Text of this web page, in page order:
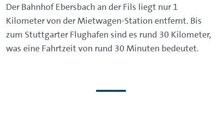
Der Bahnhof Ebersbach an der Fils liegt nur 1
Kilometer von der Mietwagen-Station entfernt. Bis
zum Stuttgarter Flughafen sind es rund 30 Kilometer,
was eine Fahrtzeit von rund 30 Minuten bedeutet.